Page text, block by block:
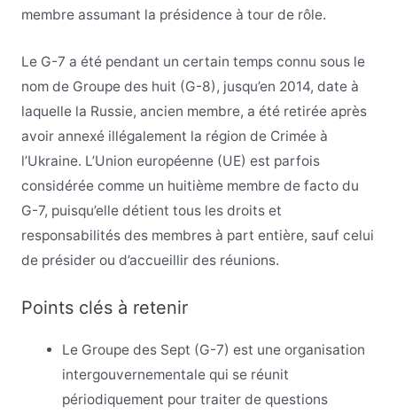
membre assumant la présidence à tour de rôle.
Le G-7 a été pendant un certain temps connu sous le
nom de Groupe des huit (G-8), jusqu’en 2014, date à
laquelle la Russie, ancien membre, a été retirée après
avoir annexé illégalement la région de Crimée à
l’Ukraine. L’Union européenne (UE) est parfois
considérée comme un huitième membre de facto du
G-7, puisqu’elle détient tous les droits et
responsabilités des membres à part entière, sauf celui
de présider ou d’accueillir des réunions.
Points clés à retenir
Le Groupe des Sept (G-7) est une organisation
intergouvernementale qui se réunit
périodiquement pour traiter de questions